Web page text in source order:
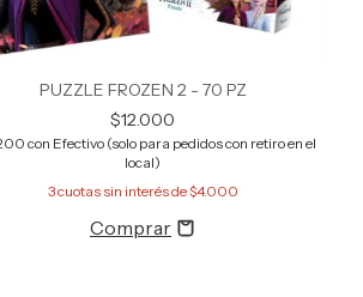
PUZZLE FROZEN 2 - 70 PZ
$12.000
con Efectivo (solo para pedidos con retiro en el
local)
3cuotas sin interés de$4.000